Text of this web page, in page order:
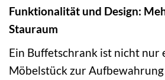
Funktionalität und Design:
Stauraum
Ein Buffetschrank ist nicht nur
Möbelstück zur Aufbewahrung